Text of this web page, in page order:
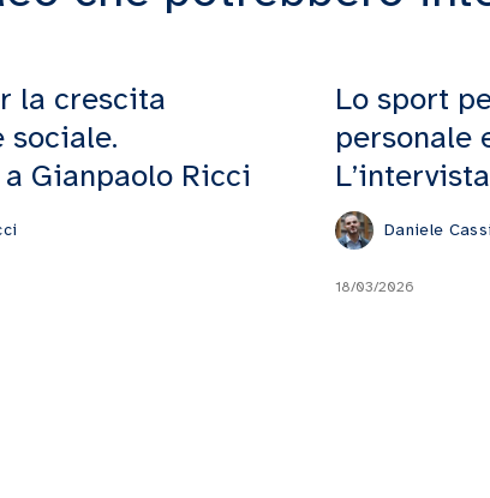
la crescita
sociale.
Gianpaolo Ricci
Lo sport
personale
Daniele
18/03/2026